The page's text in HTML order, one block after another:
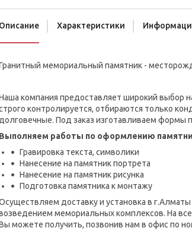
Описание Характеристики
мемориальный памятник -
компания предоставляет широкий выбор
контролируется, отбираются только
Под заказ изготавливаем формы
Выполняем работы по оформлению
Гравировка текста, символики
Нанесение на памятник портрета
Нанесение на памятник рисунка
Подготовка памятника к монтажу
доставку и установка в
мемориальных комплексов. На
можете получить, позвонив нам в офис по